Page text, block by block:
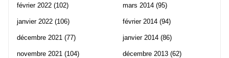
février 2022 (102)
janvier 2022 (106)
décembre 2021 (77)
novembre 2021 (104)
mars 2014 (95)
février 2014 (94)
janvier 2014 (86)
décembre 2013 (62)